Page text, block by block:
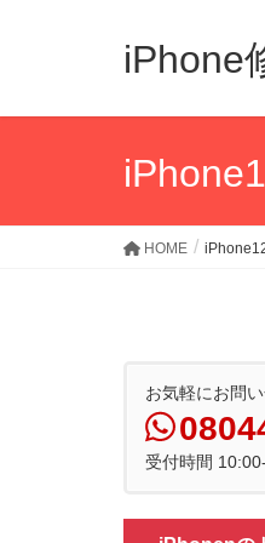
iPhone
HOME
お気軽にお問
受付時間